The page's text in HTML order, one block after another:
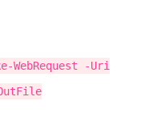
WebRequest -Uri